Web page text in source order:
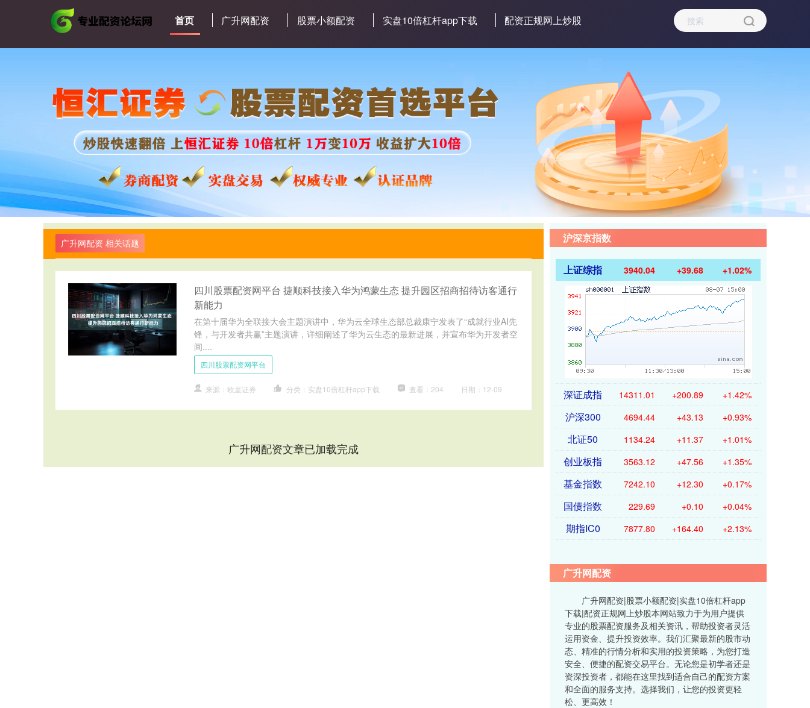
首页 广升网配资 股票小额配资 实盘10倍杠杆app下载 配资正规网上炒股
广升网配资 相关话题
四川股票配资网平台 捷顺科技接入华为鸿蒙生态 提升园区招商招待访客通行
新能力
在第十届华为全联接大会主题演讲中，华为云全球生态部总裁康宁发表了“成就行业AI先
锋，与开发者共赢”主题演讲，详细阐述了华为云生态的最新进展，并宣布华为开发者空
间....
四川股票配资网平台
来源：欧皇证券 分类：实盘10倍杠杆app下载 查看：204 日期：12-09
广升网配资文章已加载完成
沪深京指数
上证综指 3940.04 +39.68 +1.02%
深证成指 14311.01 +200.89 +1.42%
沪深300 4694.44 +43.13 +0.93%
北证50 1134.24 +11.37 +1.01%
创业板指 3563.12 +47.56 +1.35%
基金指数 7242.10 +12.30 +0.17%
国债指数 229.69 +0.10 +0.04%
期指IC0 7877.80 +164.40 +2.13%
广升网配资
广升网配资|股票小额配资|实盘10倍杠杆app
下载|配资正规网上炒股本网站致力于为用户提供
专业的股票配资服务及相关资讯，帮助投资者灵活
运用资金、提升投资效率。我们汇聚最新的股市动
态、精准的行情分析和实用的投资策略，为您打造
安全、便捷的配资交易平台。无论您是初学者还是
资深投资者，都能在这里找到适合自己的配资方案
和全面的服务支持。选择我们，让您的投资更轻
松、更高效！